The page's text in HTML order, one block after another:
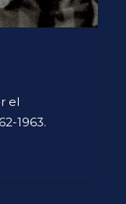
el
1963.